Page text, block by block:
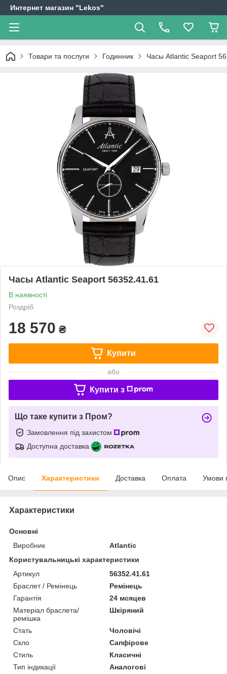
Интернет магазин "Lekos"
Товари та послуги Годинник Часы Atlantic Seaport
Часы Atlantic Seaport 56352.41.61
В наявності
Роздріб
18 570 ₴
Купити
або
Купити з
Що таке купити з Пром?
Замовлення під захистом
Доступна доставка
Опис Характеристики Доставка Оплата Умови
Характеристики
Основні
Виробник
Atlantic
Користувальницькі характеристики
Артикул
56352.41.61
Браслет / Ремінець
Ремінець
Гарантія
24 мсяцев
Матеріал браслета/
ремішка
Шкіряний
Стать
Чоловічі
Скло
Сапфірове
Стиль
Класичні
Тип індикації
Аналогові